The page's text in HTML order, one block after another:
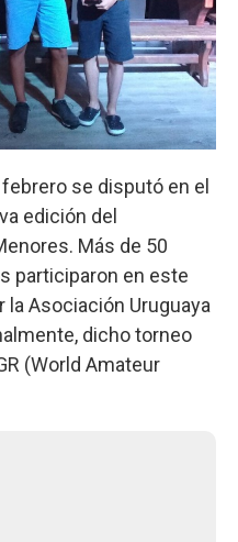
se disputó en el
edición del
Más de 50
participaron en este
la Asociación Uruguaya
dicho torneo
(World Amateur